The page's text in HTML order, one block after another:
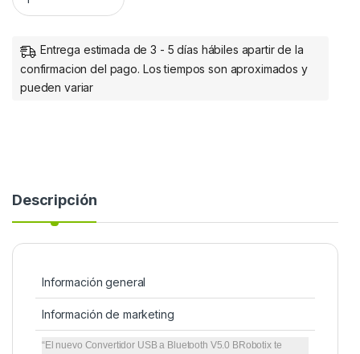
Entrega estimada de 3 - 5 días hábiles apartir de la
confirmacion del pago. Los tiempos son aproximados y
pueden variar
Descripción
Información general
Información de marketing
“El nuevo Convertidor USB a Bluetooth V5.0 BRobotix te